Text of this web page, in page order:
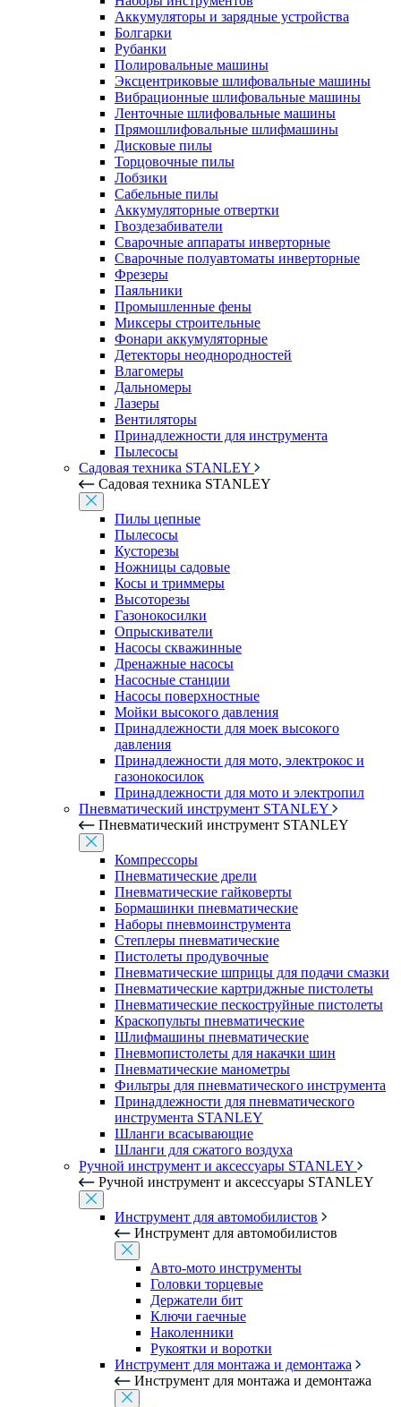
Аккумуляторы и зарядные устройства
Болгарки
Рубанки
Полировальные машины
Эксцентриковые шлифовальные машины
Вибрационные шлифовальные машины
Ленточные шлифовальные машины
Прямошлифовальные шлифмашины
Дисковые пилы
Торцовочные пилы
Лобзики
Сабельные пилы
Аккумуляторные отвертки
Гвоздезабиватели
Сварочные аппараты инверторные
Сварочные полуавтоматы инверторные
Фрезеры
Паяльники
Промышленные фены
Миксеры строительные
Фонари аккумуляторные
Детекторы неоднородностей
Влагомеры
Дальномеры
Лазеры
Вентиляторы
Принадлежности для инструмента
Пылесосы
Садовая техника STANLEY
Садовая техника STANLEY
Пилы цепные
Пылесосы
Кусторезы
Ножницы садовые
Косы и триммеры
Высоторезы
Газонокосилки
Опрыскиватели
Насосы скважинные
Дренажные насосы
Насосные станции
Насосы поверхностные
Мойки высокого давления
Принадлежности для моек высокого
давления
Принадлежности для мото, электрокос и
газонокосилок
Принадлежности для мото и электропил
Пневматический инструмент STANLEY
Пневматический инструмент STANLEY
Компрессоры
Пневматические дрели
Пневматические гайковерты
Бормашинки пневматические
Наборы пневмоинструмента
Степлеры пневматические
Пистолеты продувочные
Пневматические шприцы для подачи смазки
Пневматические картриджные пистолеты
Пневматические пескоструйные пистолеты
Краскопульты пневматические
Шлифмашины пневматические
Пневмопистолеты для накачки шин
Пневматические манометры
Фильтры для пневматического инструмента
Принадлежности для пневматического
инструмента STANLEY
Шланги всасывающие
Шланги для сжатого воздуха
Ручной инструмент и аксессуары STANLEY
Ручной инструмент и аксессуары STANLEY
Инструмент для автомобилистов
Инструмент для автомобилистов
Авто-мото инструменты
Головки торцевые
Держатели бит
Ключи гаечные
Наколенники
Рукоятки и воротки
Инструмент для монтажа и демонтажа
Инструмент для монтажа и демонтажа